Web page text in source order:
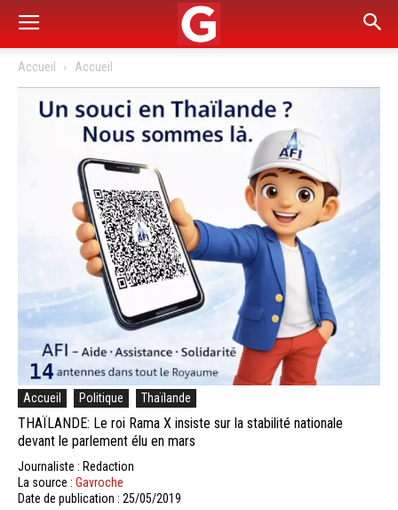
Accueil Accueil
Accueil Politique Thaïlande
THAÏLANDE: Le roi Rama X insiste sur la stabilité nationale
devant le parlement élu en mars
Journaliste : Redaction
La source : Gavroche
Date de publication : 25/05/2019